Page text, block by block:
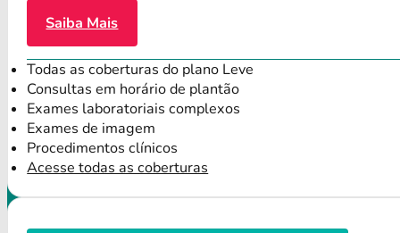
Saiba Mais
Todas as coberturas do plano Leve
Consultas em horário de plantão
Exames laboratoriais complexos
Exames de imagem
Procedimentos clínicos
Acesse todas as coberturas